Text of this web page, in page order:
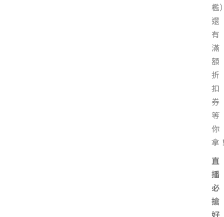
檻
還
有
滿
額
折
扣
券
等
你
拿
直
播
必
搶
好